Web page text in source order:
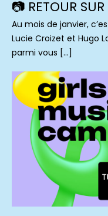
📷 RETOUR
Au mois de janvier,
Lucie Croizet et Hugo
parmi vous […]